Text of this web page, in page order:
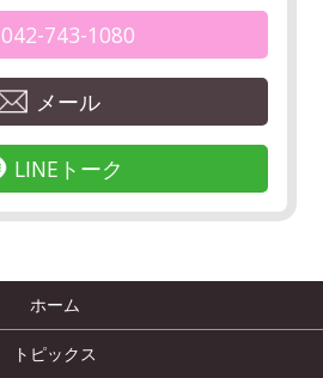
042-743-1080
メール
LINEトーク
ホーム
トピックス